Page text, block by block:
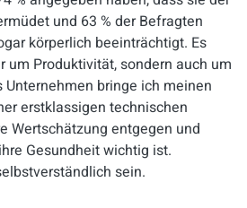
und 63 % der Befragten
körperlich beeinträchtigt. Es
um Produktivität, sondern auch um
bringe ich meinen
erstklassigen technischen
Wertschätzung entgegen und
Gesundheit wichtig ist.
sein.